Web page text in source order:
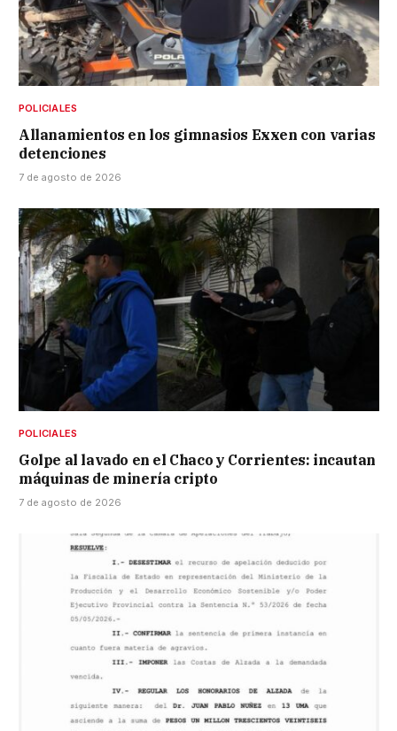
POLICIALES
Allanamientos en los gimnasios Exxen con varias
detenciones
7 de agosto de 2026
POLICIALES
Golpe al lavado en el Chaco y Corrientes: incautan
máquinas de minería cripto
7 de agosto de 2026